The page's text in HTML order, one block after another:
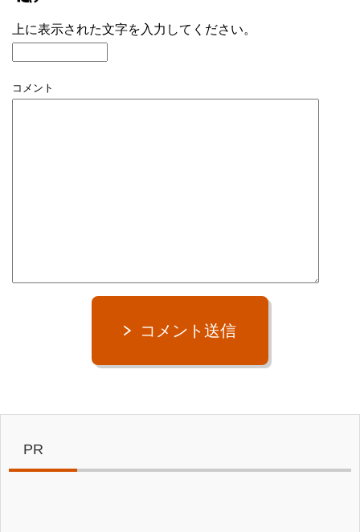
上に表示された文字を入力してください。
コメント
コメント送信
PR